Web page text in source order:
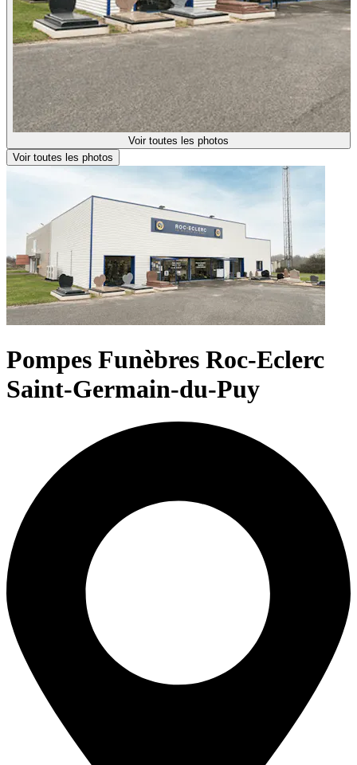
Voir toutes les photos
Voir toutes les photos
Pompes Funèbres Roc-Eclerc
Saint-Germain-du-Puy